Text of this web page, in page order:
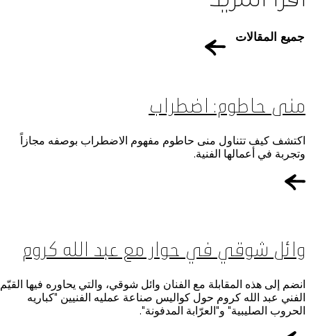
جميع المقالات
منى حاطوم: اضطراب
اكتشف كيف تتناول منى حاطوم مفهوم الاضطراب بوصفه مجازاً
وتجربة في أعمالها الفنية.
وائل شوقي في حوار مع عبد الله كروم
انضم إلى هذه المقابلة مع الفنان وائل شوقي، والتي يحاوره فيها القيّم
الفني عبد الله كروم حول كواليس صناعة عمليه الفنيين "كباريه
الحروب الصليبية" و"العرّابة المدفونة".